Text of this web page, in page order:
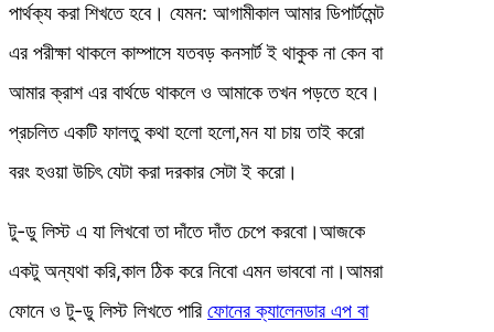
পার্থক্য করা শিখতে হবে। যেমন: আগামীকাল আমার ডিপার্টমেন্ট
এর পরীক্ষা থাকলে কাম্পাসে যতবড় কনসার্ট ই থাকুক না কেন বা
আমার ক্রাশ এর বার্থডে থাকলে ও আমাকে তখন পড়তে হবে।
প্রচলিত একটি ফালতু কথা হলো হলো,মন যা চায় তাই করো
বরং হওয়া উচিৎ যেটা করা দরকার সেটা ই করো।
টু-ডু লিস্ট এ যা লিখবো তা দাঁতে দাঁত চেপে করবো।আজকে
একটু অন্যথা করি,কাল ঠিক করে নিবো এমন ভাববো না।আমরা
ফোনে ও টু-ডু লিস্ট লিখতে পারিফোনের ক্যালেনডার এপ বা